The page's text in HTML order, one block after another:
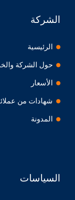
الشركة
الرئيسية
حول الشركة
الأسعار
شهادات من
المدونة
السياسات